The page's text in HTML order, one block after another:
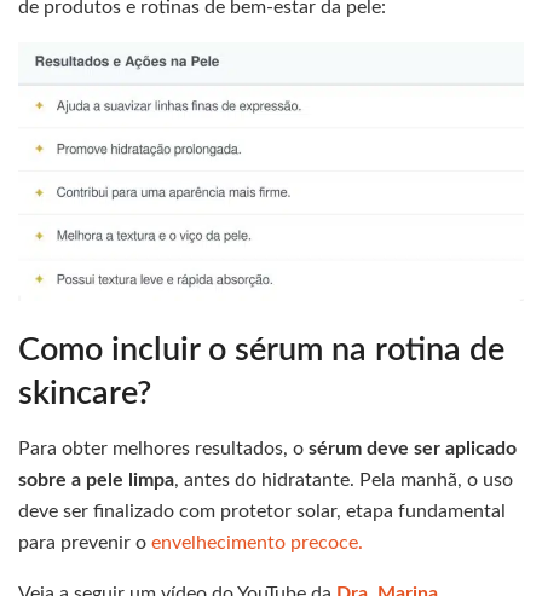
de produtos e rotinas de bem-estar da pele:
Como incluir o sérum na rotina de
skincare?
Para obter melhores resultados, o sérum deve ser aplicado
sobre a pele limpa, antes do hidratante. Pela manhã, o uso
deve ser finalizado com protetor solar, etapa fundamental
para prevenir o envelhecimento precoce.